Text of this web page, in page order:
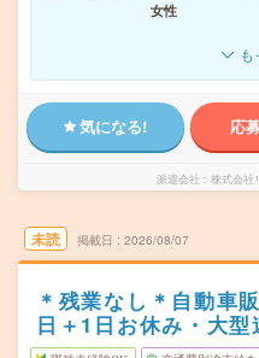
女性
気になる! 応
派遣会社 株式会社
未読 掲載日 2026/08/07
＊残業なし＊自動車
日＋1日お休み・大